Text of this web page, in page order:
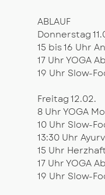
ABLAUF
Donnerstag
15 bis 16 Uhr
17 Uhr YOGA
19 Uhr Slow-
Freitag 12.02.
8 Uhr YOGA
10 Uhr Slow-
13:30 Uhr
15 Uhr
17 Uhr YOGA
19 Uhr Slow-